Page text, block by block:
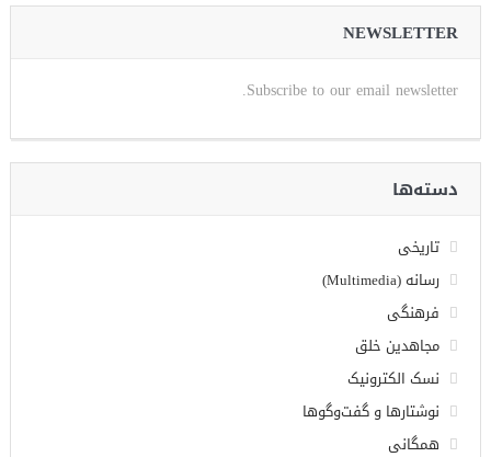
NEWSLETTER
Subscribe to our email newsletter.
دسته‌ها
تاریخی
رسانه (Multimedia)
فرهنگی
مجاهدین خلق
نسک الکترونیک
نوشتارها و گفت‌وگوها
همگانی